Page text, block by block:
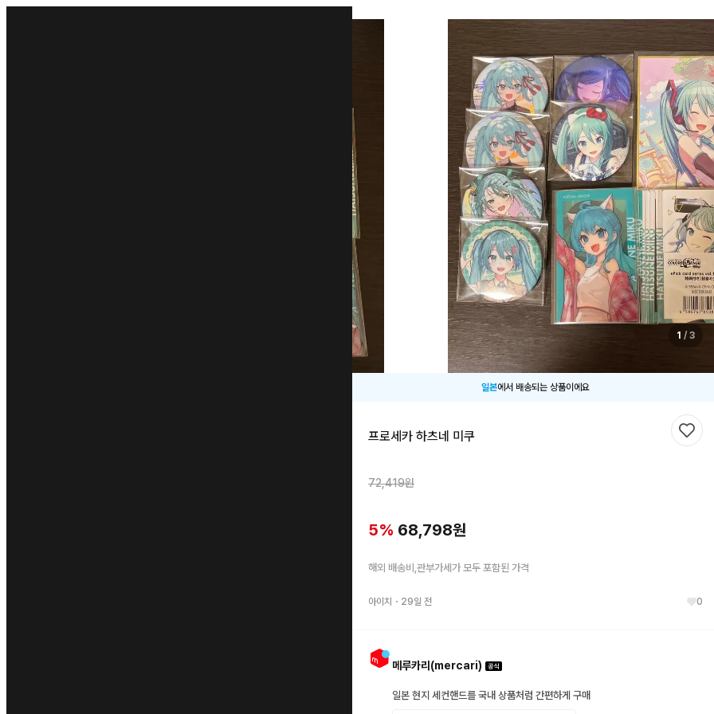
1 / 3
일본에서 배송되는 상품이에요
프로세카 하츠네 미쿠
72,419원
5% 68,798원
해외 배송비,관부가세가 모두 포함된 가격
아이치 ・ 29일 전 0
메루카리(mercari)
일본 현지 세컨핸드를 국내 상품처럼 간편하게 구매
찜하